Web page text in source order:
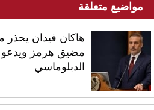
مواضيع متعلقة
هاكان فيدان يحذر
مضيق هرمز ويدعو
الدبلوماسي